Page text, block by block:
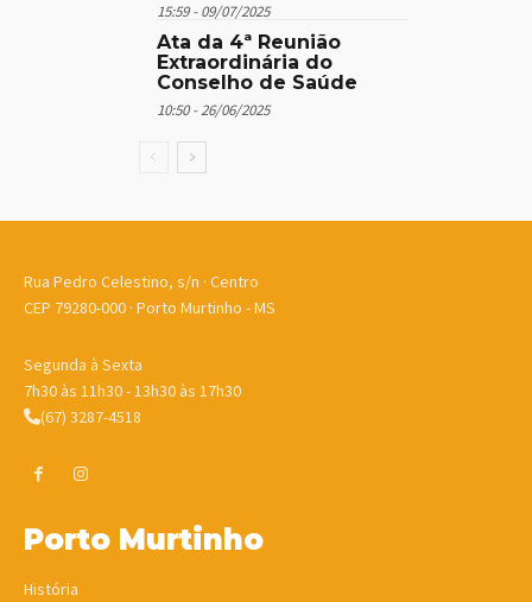
15:59 - 09/07/2025
Ata da 4ª Reunião
Extraordinária do
Conselho de Saúde
10:50 - 26/06/2025
Rua Pedro Celestino, s/n · Centro
CEP 79280-000 · Porto Murtinho - MS
Segunda à Sexta
7h30 às 11h30 - 13h30 às 17h30
(67) 3287-4518
Porto Murtinho
História